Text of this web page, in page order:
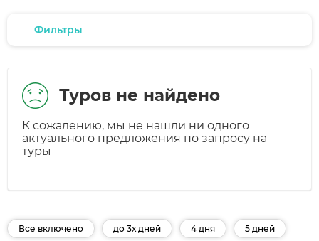
Фильтры
Туров не найдено
К сожалению, мы не нашли ни одного
актуального предложения по запросу на
туры
Все включено до 3х дней 4 дня 5 дней